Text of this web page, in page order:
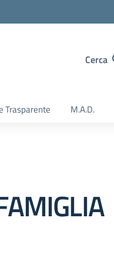
Cerca
Trasparente M.A.D.